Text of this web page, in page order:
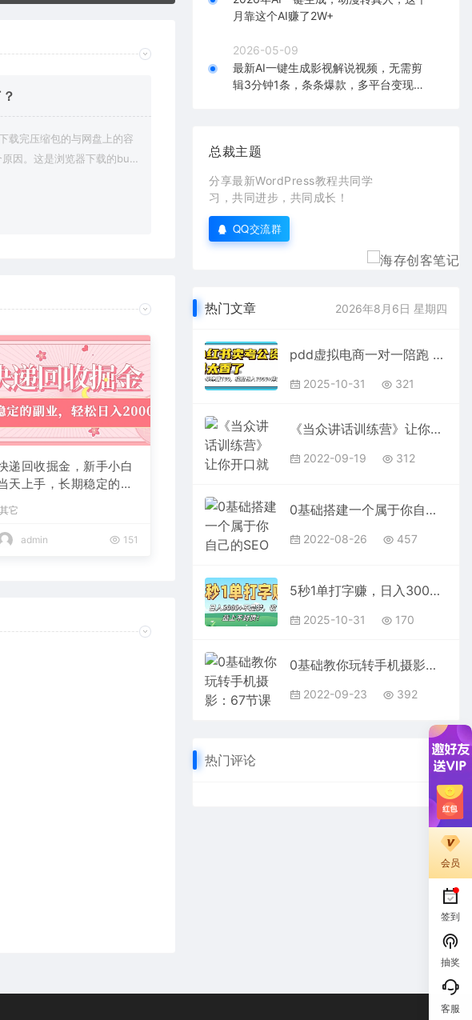
载完压缩包的与网盘上的容
因。这是浏览器下载的bu
递回收掘金，新手小白
天上手，长期稳定的副
其它
admin 151
月靠这个AI赚了2W+
2026-05-09
最新AI一键生成影视解说视频，无需剪
辑3分钟1条，条条爆款，多平台变现日
总裁主题
分享最新WordPress教程共同学
习，共同进步，共同成长！
QQ交流群
热门文章 2026年8月6日 星期四
pdd虚拟电商一对一陪跑 适合人群 上班族 宝妈 大学生
2025-10-31 321
《当众讲话训练营》让你开口就能说重点，50个场景模板+200个价值感提升金句
2022-09-19 312
0基础搭建一个属于你自己的SEO伪原创工具：适合自媒体人或站长(附源码源码)
2022-08-26 457
5秒1单打字赚，日入3000+不是梦，收益上不封顶！
2025-10-31 170
0基础教你玩转手机摄影：67节课手把手实操讲解，好学易懂
2022-09-23 392
热门评论
会员
签到
抽奖
客服